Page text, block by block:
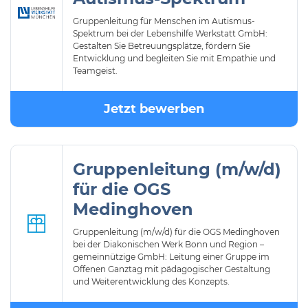
Gruppenleitung für Menschen im Autismus-
Spektrum bei der Lebenshilfe Werkstatt GmbH:
Gestalten Sie Betreuungsplätze, fördern Sie
Entwicklung und begleiten Sie mit Empathie und
Teamgeist.
Jetzt bewerben
Gruppenleitung (m/w/d)
für die OGS
Medinghoven
Gruppenleitung (m/w/d) für die OGS Medinghoven
bei der Diakonischen Werk Bonn und Region –
gemeinnützige GmbH: Leitung einer Gruppe im
Offenen Ganztag mit pädagogischer Gestaltung
und Weiterentwicklung des Konzepts.